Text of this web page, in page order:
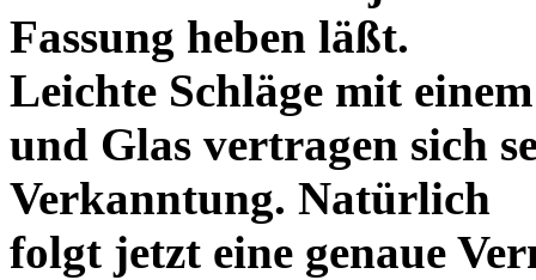
Fassung heben läßt.
Leichte Schläge mit
und Glas vertragen sich
Verkanntung. Natürlich
folgt jetzt eine genaue